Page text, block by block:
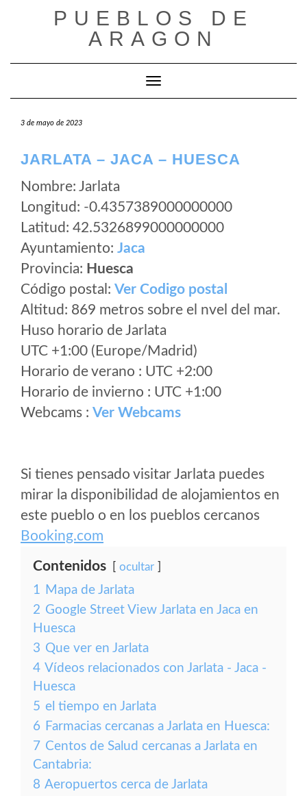
PUEBLOS DE
ARAGON
Cambiar modo de navegación
3 de mayo de 2023
JARLATA – JACA – HUESCA
Nombre: Jarlata
Longitud: -0.4357389000000000
Latitud: 42.5326899000000000
Ayuntamiento: Jaca
Provincia: Huesca
Código postal: Ver Codigo postal
Altitud: 869 metros sobre el nvel del mar.
Huso horario de Jarlata
UTC +1:00 (Europe/Madrid)
Horario de verano : UTC +2:00
Horario de invierno : UTC +1:00
Webcams : Ver Webcams
Si tienes pensado visitar Jarlata puedes
mirar la disponibilidad de alojamientos en
este pueblo o en los pueblos cercanos
Booking.com
Contenidos ocultar
1 Mapa de Jarlata
2 Google Street View Jarlata en Jaca en
Huesca
3 Que ver en Jarlata
4 Vídeos relacionados con Jarlata - Jaca -
Huesca
5 el tiempo en Jarlata
6 Farmacias cercanas a Jarlata en Huesca:
7 Centos de Salud cercanas a Jarlata en
Cantabria:
8 Aeropuertos cerca de Jarlata